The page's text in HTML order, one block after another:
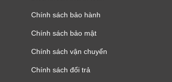
Chính sách bảo hành
Chính sách bảo mật
Chính sách vận chuyển
Chính sách đổi trả